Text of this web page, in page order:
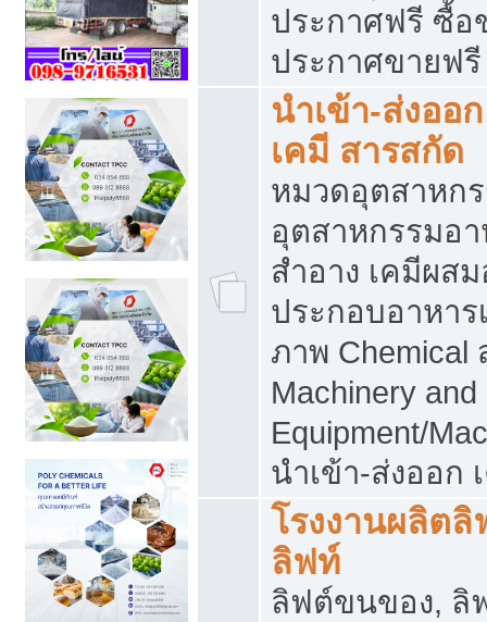
ประกาศฟรี ซื้อ
ประกาศขายฟรี
นำเข้า-ส่งออ
เคมี สารสกัด
หมวดอุตสาหก
อุตสาหกรรมอา
สำอาง เคมีผส
ประกอบอาหาร
ภาพ Chemical
Machinery
Equipment/
นำเข้า-ส่งออก
โรงงานผลิต
ลิฟท์
ลิฟต์ขนของ, ลิ